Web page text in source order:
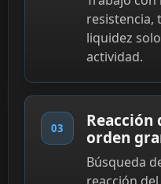
resistencia,
liquidez
actividad.
03
Reacción
orden
Búsqueda